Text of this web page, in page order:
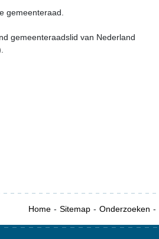
gemeenteraad.
gemeenteraadslid van Nederland
Home Sitemap Onderzoeken